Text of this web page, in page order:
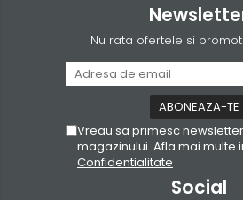
Nu rata ofertele si
Vreau sa primesc
magazinului. Afla mai multe
Confidentialitate
Social